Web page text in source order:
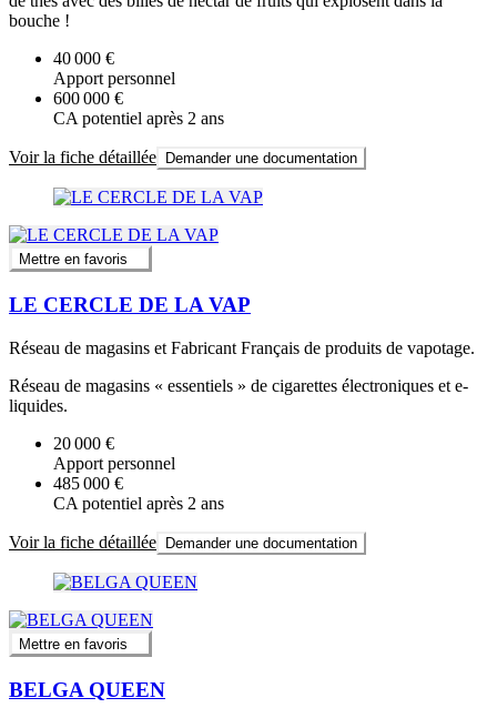
bouche !
40 000 €
Apport personnel
600 000 €
CA potentiel après 2 ans
Voir la fiche détaillée Demander une documentation
Mettre en favoris
LE CERCLE DE LA VAP
Réseau de magasins et Fabricant Français de produits de vapotage.
Réseau de magasins « essentiels » de cigarettes électroniques et e-
liquides.
20 000 €
Apport personnel
485 000 €
CA potentiel après 2 ans
Voir la fiche détaillée Demander une documentation
Mettre en favoris
BELGA QUEEN